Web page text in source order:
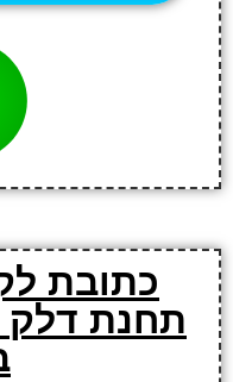
כתובת
תחנת דלק